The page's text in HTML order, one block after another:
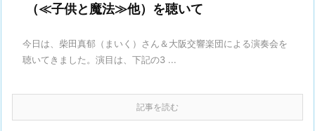
（≪子供と魔法≫他）を聴いて
今日は、柴田真郁（まいく）さん＆大阪交響楽団による演奏会を
聴いてきました。演目は、下記の3 ...
記事を読む